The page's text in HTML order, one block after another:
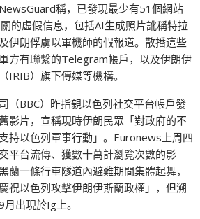
稱，已發現最少有51個網站
的虛假信息，包括AI生成照片訛稱特拉
伊朗俘虜以軍機師的假報道。散播這些
方有聯繫的Telegram帳戶，以及伊朗伊
IRIB）旗下傳媒等機構。
（BBC）昨指親以色列社交平台帳戶發
影片，宣稱現時伊朗民眾「對政府的不
持以色列軍事行動」。Euronews上周四
平台流傳、獲數十萬計瀏覽次數的影
蘭一條行車隧道內避難期間集體起舞，
祝以色列攻擊伊朗伊斯蘭政權」，但溯
出現於Ig上。